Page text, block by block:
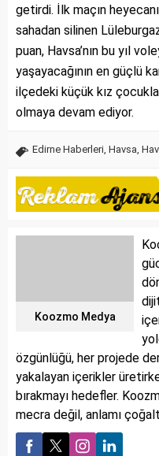
getirdi. İlk maçın
sahadan silinen
puan, Havsa’nın bu yıl
yaşayacağının en güçlü
ilçedeki küçük kız
olmaya devam ediyor.
Edirne Haberleri, Havsa,
Koozmo Medya
özgünlüğü, her projede
yakalayan içerikler
bırakmayı hedefler.
mecra değil, anlamı